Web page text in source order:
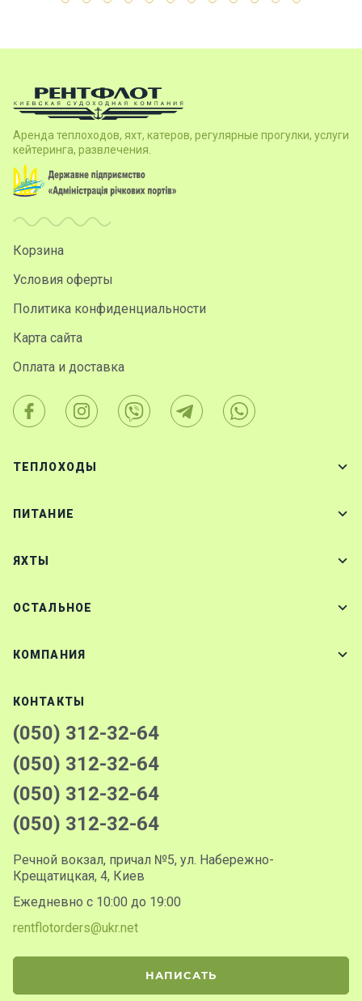
Аренда теплоходов, яхт, катеров, регулярные прогулки, услуги
кейтеринга, развлечения.
Корзина
Условия оферты
Политика конфиденциальности
Карта сайта
Оплата и доставка
ТЕПЛОХОДЫ
ПИТАНИЕ
ЯХТЫ
ОСТАЛЬНОЕ
КОМПАНИЯ
КОНТАКТЫ
(050) 312-32-64
(050) 312-32-64
(050) 312-32-64
(050) 312-32-64
Речной вокзал, причал №5, ул. Набережно-
Крещатицкая, 4, Киев
Ежедневно с 10:00 до 19:00
rentflotorders@ukr.net
НАПИСАТЬ